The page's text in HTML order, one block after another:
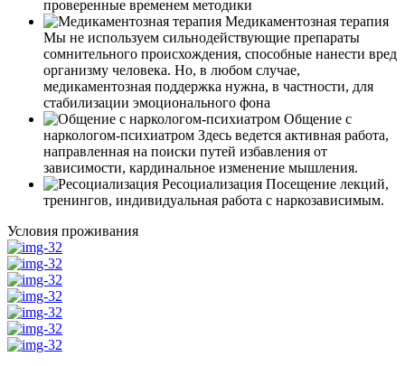
проверенные временем методики
Медикаментозная терапия
Мы не используем сильнодействующие препараты
сомнительного происхождения, способные нанести вред
организму человека. Но, в любом случае,
медикаментозная поддержка нужна, в частности, для
стабилизации эмоционального фона
Общение с
наркологом-психиатром Здесь ведется активная работа,
направленная на поиски путей избавления от
зависимости, кардинальное изменение мышления.
Ресоциализация Посещение лекций,
тренингов, индивидуальная работа с наркозависимым.
Условия проживания